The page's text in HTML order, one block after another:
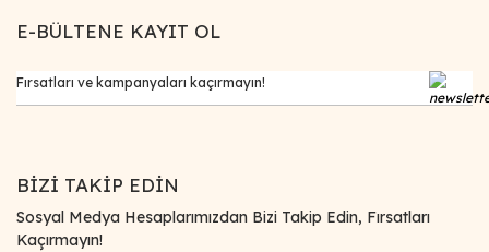
E-BÜLTENE KAYIT OL
BİZİ TAKİP EDİN
Sosyal Medya Hesaplarımızdan Bizi Takip Edin, Fırsatları
Kaçırmayın!